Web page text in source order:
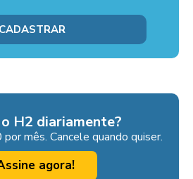
H2 diariamente?
mês. Cancele quando quiser.
agora!